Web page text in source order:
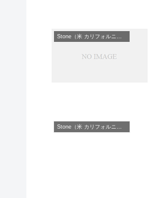
Stone（米 カリフォルニア州）
Stone（米 カリフォルニア州）